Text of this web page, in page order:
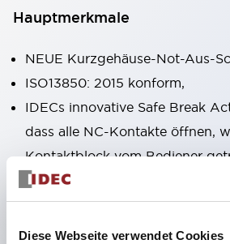
Diese Webseite verwendet Cookies
Hauptmerkmale
NEUE Kurzgehäuse-Not-Aus-
ISO13850: 2015 konform,
IDECs innovative Safe Break
dass alle NC-Kontakte öffnen,
Kontaktblock vom Bediener
beschädigt wird,
Pushlock-Dreh-Reset und
Dualfunktionen in derselben